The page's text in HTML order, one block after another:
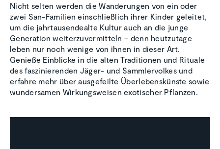
Nicht selten werden die Wanderungen von ein oder
zwei San-Familien einschließlich ihrer Kinder geleitet,
um die jahrtausendealte Kultur auch an die junge
Generation weiterzuvermitteln – denn heutzutage
leben nur noch wenige von ihnen in dieser Art.
Genieße Einblicke in die alten Traditionen und Rituale
des faszinierenden Jäger- und Sammlervolkes und
erfahre mehr über ausgefeilte Überlebenskünste sowie
wundersamen Wirkungsweisen exotischer Pflanzen.